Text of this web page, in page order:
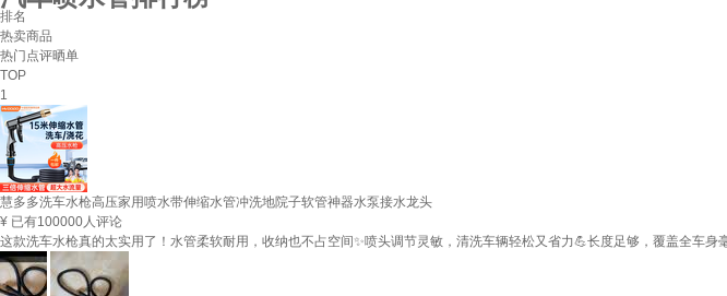
排名
热卖商品
热门点评晒单
TOP
1
慧多多洗车水枪高压家用喷水带伸缩水管冲洗地院子软管神器水泵接水龙头
¥ 已有100000人评论
这款洗车水枪真的太实用了！水管柔软耐用，收纳也不占空间✨喷头调节灵敏，清洗车辆轻松又省力💪长度足够，覆盖全车